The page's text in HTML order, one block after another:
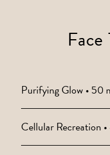
Purifying Glow • 50
Cellular Recreation